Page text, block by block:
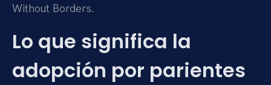
Without Borders.
Lo que significa la
adopción por parientes